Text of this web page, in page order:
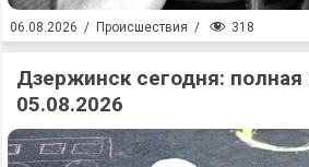
06.08.2026 / Происшествия / 318
Дзержинск сегодня:
05.08.2026